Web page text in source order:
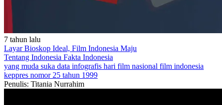
7 tahun lalu
Layar Bioskop Ideal, Film Indonesia Maju
Tentang Indonesia Fakta Indonesia
yang muda suka data infografis hari film nasional film indonesia
keppres nomor 25 tahun 1999
Penulis: Titania Nurrahim